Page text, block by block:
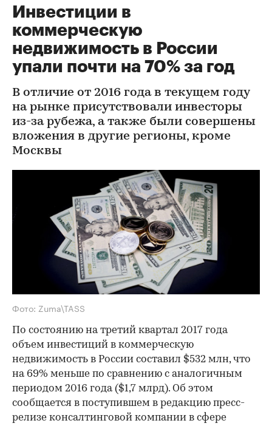
Инвестиции в
коммерческую
недвижимость в России
упали почти на 70% за год
В отличие от 2016 года в текущем году
на рынке присутствовали инвесторы
из-за рубежа, а также были совершены
вложения в другие регионы, кроме
Москвы
Фото: Zuma\TASS
По состоянию на третий квартал 2017 года
объем инвестиций в коммерческую
недвижимость в России составил $532 млн, что
на 69% меньше по сравнению с аналогичным
периодом 2016 года ($1,7 млрд). Об этом
сообщается в поступившем в редакцию пресс-
релизе консалтинговой компании в сфере